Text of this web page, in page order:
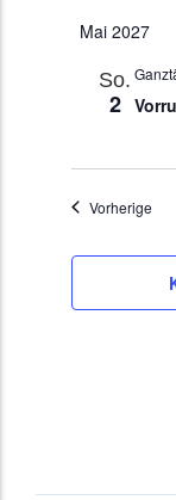
Mai 2027
So.
2
Vorherige